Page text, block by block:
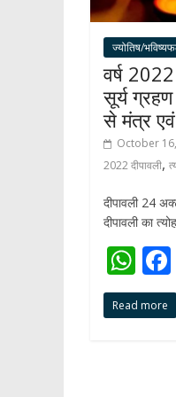
ज्योतिष/
वर्ष
सूर्य
से मंत्र
October
2022 दीपावली,
दीपावली 24
दीपावली का
W
h
at e
Read more